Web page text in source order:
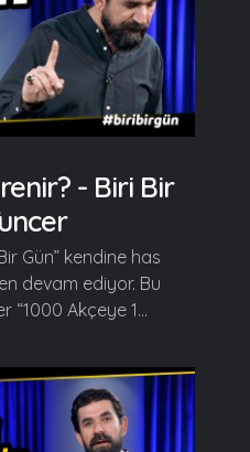
- Biri Bir
Gün” kendine has
devam ediyor. Bu
“1000 Akçeye 1...